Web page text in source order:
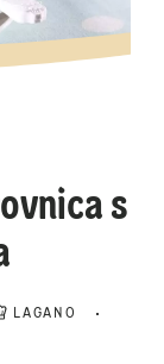
0.0. Click to rate.
s
LAGANO